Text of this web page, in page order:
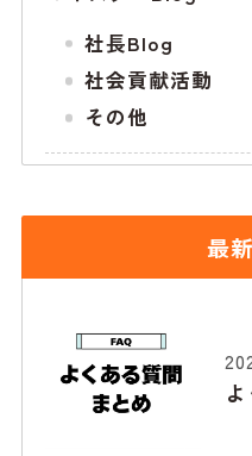
社長Blog
社会貢献活動
その他
最